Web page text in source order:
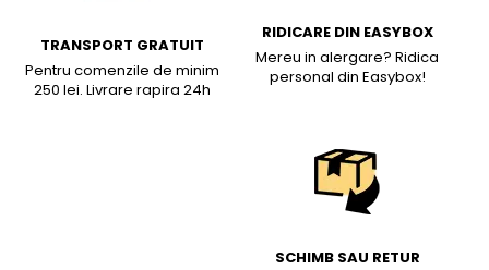
TRANSPORT GRATUIT
Pentru comenzile de minim
250 lei. Livrare rapira 24h
RIDICARE DIN EASYBOX
Mereu in alergare? Ridica
personal din Easybox!
SCHIMB SAU RETUR